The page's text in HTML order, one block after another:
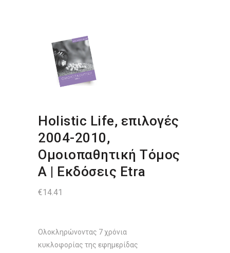
Holistic Life, επιλογές
2004-2010,
Ομοιοπαθητική Τόμος
Α | Εκδόσεις Etra
€14.41
Ολοκληρώνοντας 7 χρόνια
κυκλοφορίας της εφημερίδας